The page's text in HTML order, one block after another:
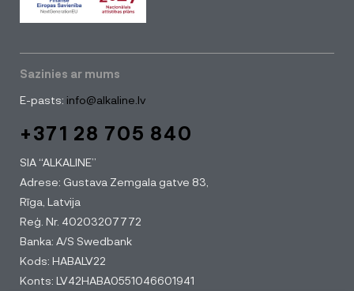
Sazinies ar mums
E-pasts: info@alkaline.lv
+371 28 705 840
SIA “ALKALINE”
Adrese: Gustava Zemgala gatve 83,
Rīga, Latvija
Reģ. Nr. 40203207772
Banka: A/S Swedbank
Kods: HABALV22
Konts: LV42HABA0551046601941